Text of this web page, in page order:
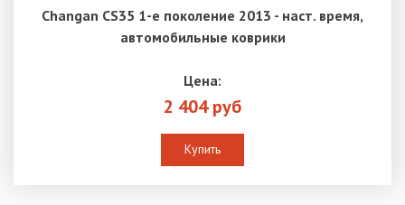
Changan CS35 1-е поколение 2013 - наст. время,
автомобильные коврики
Цена:
2 404 руб
Купить